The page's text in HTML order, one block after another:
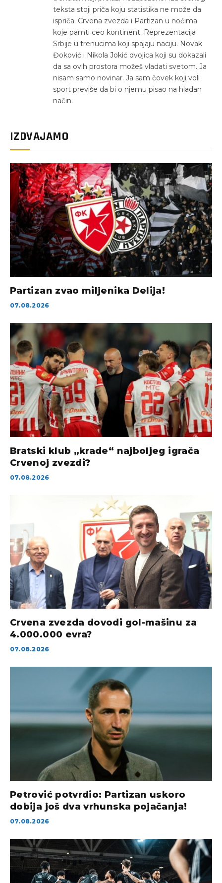
teksta stoji priča koju statistika ne može da
ispriča. Crvena zvezda i Partizan u noćima
koje pamti ceo kontinent. Reprezentacija
Srbije u trenucima koji spajaju naciju. Novak
Đoković i Nikola Jokić dvojica koji su dokazali
da sa ovih prostora možeš vladati svetom. Ja
nisam samo novinar. Ja sam čovek koji voli
sport previše da bi o njemu pisao na hladan
način.
IZDVAJAMO
Partizan zvao miljenika Delija!
07.08.2026
Bratski klub „krade“ najboljeg igrača
Crvenoj zvezdi?
07.08.2026
Crvena zvezda dovodi gol-mašinu za
4.000.000 evra?
07.08.2026
Petrović potvrdio: Partizan uskoro
dobija još dva vrhunska pojačanja!
07.08.2026